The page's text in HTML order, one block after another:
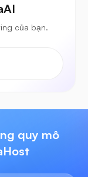
của bạn.
quy mô